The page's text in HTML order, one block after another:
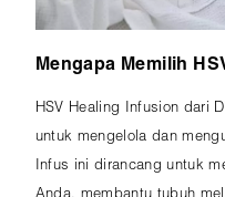
Mengapa Memilih
HSV Healing Infusion dari
untuk mengelola dan
Infus ini dirancang untuk